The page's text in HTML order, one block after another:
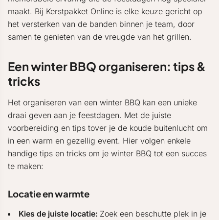
maakt. Bij Kerstpakket Online is elke keuze gericht op
het versterken van de banden binnen je team, door
samen te genieten van de vreugde van het grillen.
Een winter BBQ organiseren: tips &
tricks
Het organiseren van een winter BBQ kan een unieke
draai geven aan je feestdagen. Met de juiste
voorbereiding en tips tover je de koude buitenlucht om
in een warm en gezellig event. Hier volgen enkele
handige tips en tricks om je winter BBQ tot een succes
te maken:
Locatie en warmte
Kies de juiste locatie: Zoek een beschutte plek in je